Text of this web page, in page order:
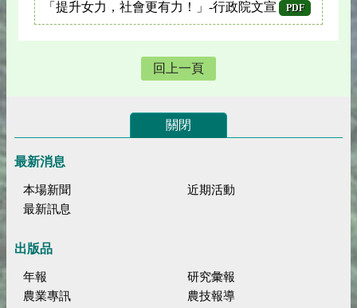
「提升女力，社會更有力！」-行政院文宣 PDF
回上一頁
關閉
最新消息
本場新聞
近期活動
最新訊息
出版品
年報
研究彙報
農業專訊
農技報導